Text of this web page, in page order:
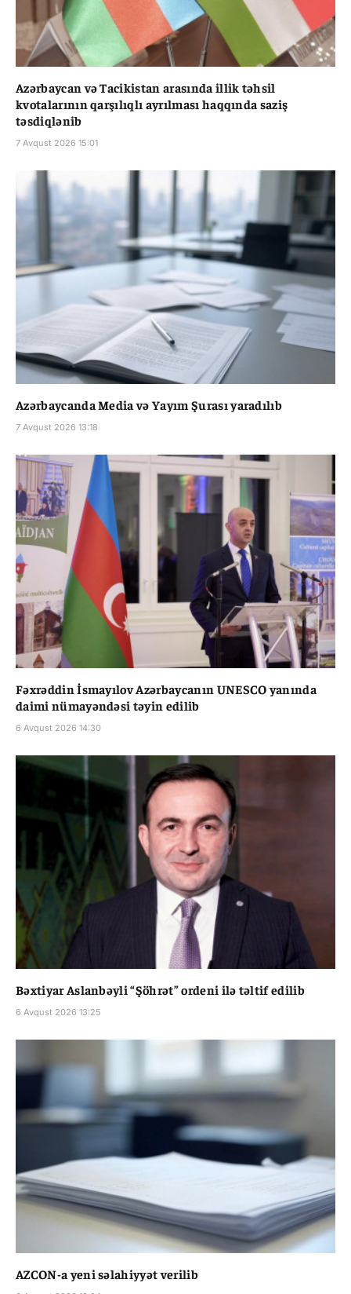
Azərbaycan və Tacikistan arasında illik təhsil
kvotalarının qarşılıqlı ayrılması haqqında saziş
təsdiqlənib
7 Avqust 2026 15:01
Azərbaycanda Media və Yayım Şurası yaradılıb
7 Avqust 2026 13:18
Fəxrəddin İsmayılov Azərbaycanın UNESCO yanında
daimi nümayəndəsi təyin edilib
6 Avqust 2026 14:30
Bəxtiyar Aslanbəyli “Şöhrət” ordeni ilə təltif edilib
6 Avqust 2026 13:25
AZCON-a yeni səlahiyyət verilib